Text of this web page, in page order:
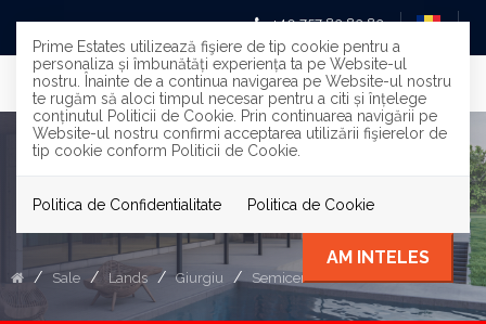
Prime Estates utilizează fişiere de tip cookie pentru a
personaliza și îmbunătăți experiența ta pe Website-ul
nostru. Înainte de a continua navigarea pe Website-ul nostru
te rugăm să aloci timpul necesar pentru a citi și înțelege
conținutul Politicii de Cookie. Prin continuarea navigării pe
Website-ul nostru confirmi acceptarea utilizării fişierelor de
tip cookie conform Politicii de Cookie.
Politica de Confidentialitate Politica de Cookie
AM INTELES
+40 757 83 83 83
Stradal DN5-Zona Calugareni
Sale Lands Giurgiu Semicentral